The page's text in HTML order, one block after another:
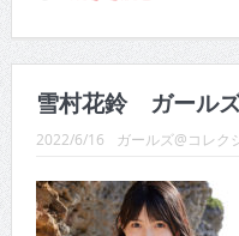
雪村花鈴 ガールズ